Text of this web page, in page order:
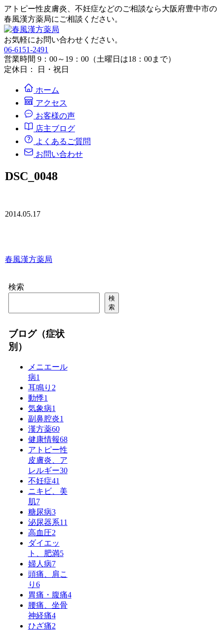
アトピー性皮膚炎、不妊症などのご相談なら大阪府豊中市の
春風漢方薬局にご相談ください。
お気軽にお問い合わせください。
06-6151-2491
営業時間 9：00～19：00（土曜日は18：00まで）
定休日： 日・祝日
ホーム
アクセス
お客様の声
店主ブログ
よくあるご質問
お問い合わせ
DSC_0048
2014.05.17
春風漢方薬局
検索
検
索
ブログ（症状
別）
メニエール
病1
耳鳴り 2
動悸1
気象病1
副鼻腔炎1
漢方薬60
健康情報68
アトピー性
皮膚炎、ア
レルギー30
不妊症41
ニキビ、美
肌7
糖尿病3
泌尿器系11
高血圧2
ダイエッ
ト、肥満5
婦人病7
頭痛、肩こ
り 6
胃痛・腹痛4
腰痛、坐骨
神経痛4
ひざ痛2